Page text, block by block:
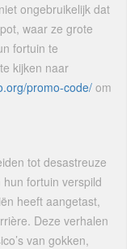
ongebruikelijk dat
waar ze grote
fortuin te
kijken naar
promo-code/ om
tot desastreuze
fortuin verspild
heeft aangetast,
Deze verhalen
van gokken,